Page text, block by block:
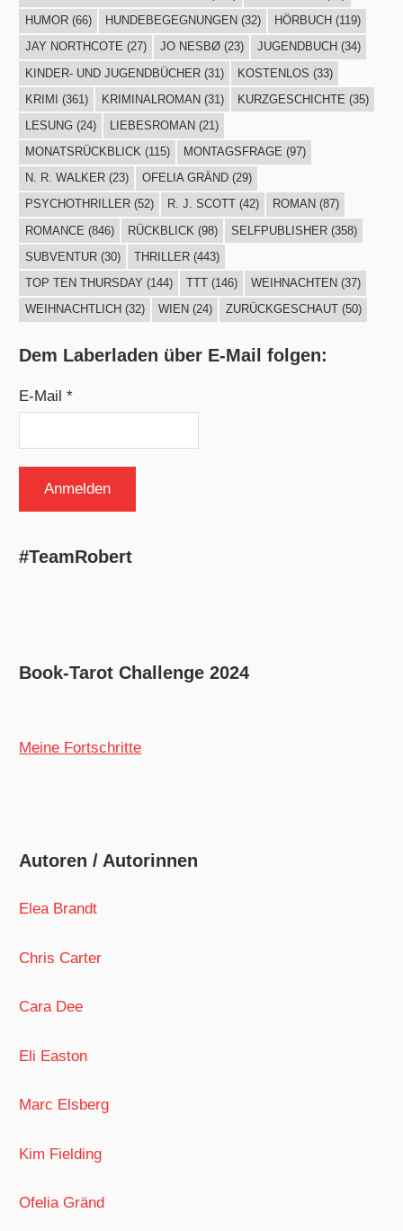
HUMOR(66) HUNDEBEGEGNUNGEN (32) HÖRBUCH (119)
JAY NORTHCOTE (27) JO NESBØ(23) JUGENDBUCH (34)
KINDER- UND JUGENDBÜCHER(31) KOSTENLOS (33)
KRIMI (361) KRIMINALROMAN(31) KURZGESCHICHTE (35)
LESUNG(24) LIEBESROMAN (21)
MONATSRÜCKBLICK(115) MONTAGSFRAGE (97)
N. R. WALKER(23) OFELIA GRÄND(29)
PSYCHOTHRILLER(52) R. J. SCOTT(42) ROMAN (87)
ROMANCE (846) RÜCKBLICK (98) SELFPUBLISHER(358)
SUBVENTUR(30) THRILLER(443)
TOP TEN THURSDAY (144) TTT(146) WEIHNACHTEN (37)
WEIHNACHTLICH (32) WIEN (24) ZURÜCKGESCHAUT(50)
Dem Laberladen über E-Mail folgen:
E-Mail *
#TeamRobert
Book-Tarot Challenge 2024
Meine Fortschritte
Autoren / Autorinnen
Elea Brandt
Chris Carter
Cara Dee
Eli Easton
Marc Elsberg
Kim Fielding
Ofelia Gränd